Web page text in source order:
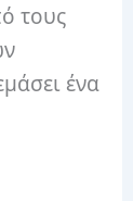
τους
ένα